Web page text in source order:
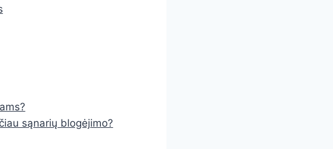
sąnarių blogėjimo?